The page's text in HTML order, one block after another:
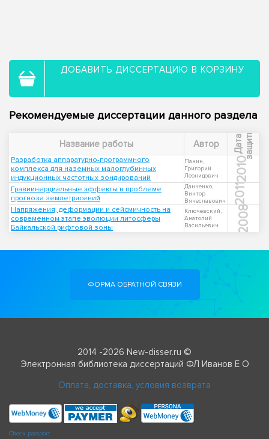
ДОБАВИТЬ ДИССЕРТАЦИЮ В КОРЗИНУ
Рекомендуемые диссертации данного раздела
Название работы Автор Д
а
т
а
з
а
щ
и
т ы
Разработка аппаратурно-программного
комплекса для наземных малоглубинных
индукционных частотных зондирований
Панин,
Григорий
Леонидович
2010
Гравиинерциальные эффекты в проблеме
прогноза землетрясений
Данченко,
Виктор
Вячеславович
2011
Напряжения, деформации и сейсмичность на
современном этапе эволюции литосферы
Байкальской рифтовой зоны
Ключевский,
Анатолий
Васильевич
2008
ФОРМА ОБРАТНОЙ СВЯЗИ
2014 -2026 New-disser.ru ©
Электронная библиотека диссертаций ФЛ Иванов Е О
Оплата, доставка, условия возврата
Check passport